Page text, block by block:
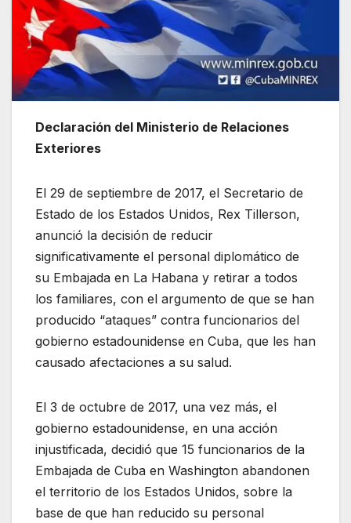
Declaración del Ministerio de Relaciones
Exteriores
El 29 de septiembre de 2017, el Secretario de
Estado de los Estados Unidos, Rex Tillerson,
anunció la decisión de reducir
significativamente el personal diplomático de
su Embajada en La Habana y retirar a todos
los familiares, con el argumento de que se han
producido “ataques” contra funcionarios del
gobierno estadounidense en Cuba, que les han
causado afectaciones a su salud.
El 3 de octubre de 2017, una vez más, el
gobierno estadounidense, en una acción
injustificada, decidió que 15 funcionarios de la
Embajada de Cuba en Washington abandonen
el territorio de los Estados Unidos, sobre la
base de que han reducido su personal